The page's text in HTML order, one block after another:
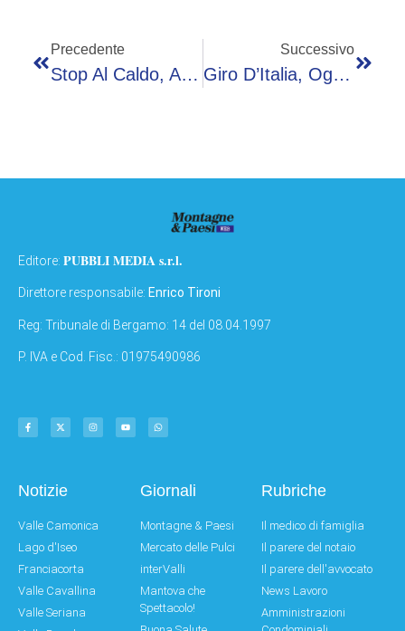
Precedente
Stop Al Caldo, Arriva La Pioggia Ma Dura Poco: Sole Nel Weekend, Il Meteo
Successivo
Giro D’Italia, Oggi 18esima Tappa: Orario, Percorso E Dove Vederla
Editore: PUBBLI MEDIA s.r.l.
Direttore responsabile: Enrico Tironi
Reg: Tribunale di Bergamo: 14 del 08.04.1997
P. IVA e Cod. Fisc.: 01975490986
Notizie
Valle Camonica
Lago d'Iseo
Franciacorta
Valle Cavallina
Valle Seriana
Giornali
Montagne & Paesi
Mercato delle Pulci
interValli
Mantova che
Spettacolo!
Rubriche
Il medico di famiglia
Il parere del notaio
Il parere dell'avvocato
News Lavoro
Amministrazioni